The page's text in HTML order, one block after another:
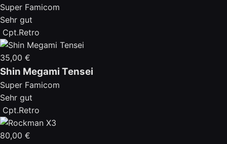
Super Famicom
Sehr gut
Cpt.Retro
35,00 €
Shin Megami Tensei
Super Famicom
Sehr gut
Cpt.Retro
80,00 €